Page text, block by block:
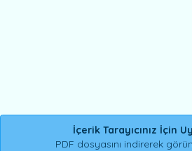
İçerik Tarayıcınız İçin
PDF dosyasını indirerek